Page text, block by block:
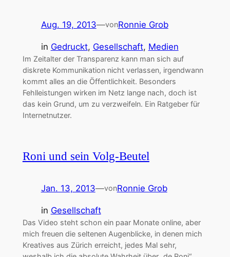
Aug. 19, 2013—vonRonnie Grob
in Gedruckt, Gesellschaft, Medien
Im Zeitalter der Transparenz kann man sich auf
diskrete Kommunikation nicht verlassen, irgendwann
kommt alles an die Öffentlichkeit. Besonders
Fehlleistungen wirken im Netz lange nach, doch ist
das kein Grund, um zu verzweifeln. Ein Ratgeber für
Internetnutzer.
Roni und sein Volg-Beutel
Jan. 13, 2013—vonRonnie Grob
in Gesellschaft
Das Video steht schon ein paar Monate online, aber
mich freuen die seltenen Augenblicke, in denen mich
Kreatives aus Zürich erreicht, jedes Mal sehr,